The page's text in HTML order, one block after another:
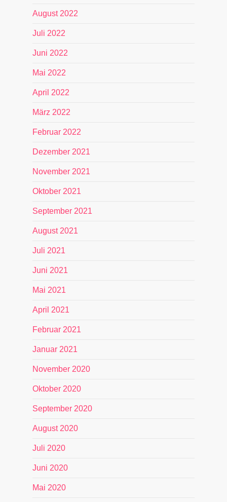
August 2022
Juli 2022
Juni 2022
Mai 2022
April 2022
März 2022
Februar 2022
Dezember 2021
November 2021
Oktober 2021
September 2021
August 2021
Juli 2021
Juni 2021
Mai 2021
April 2021
Februar 2021
Januar 2021
November 2020
Oktober 2020
September 2020
August 2020
Juli 2020
Juni 2020
Mai 2020